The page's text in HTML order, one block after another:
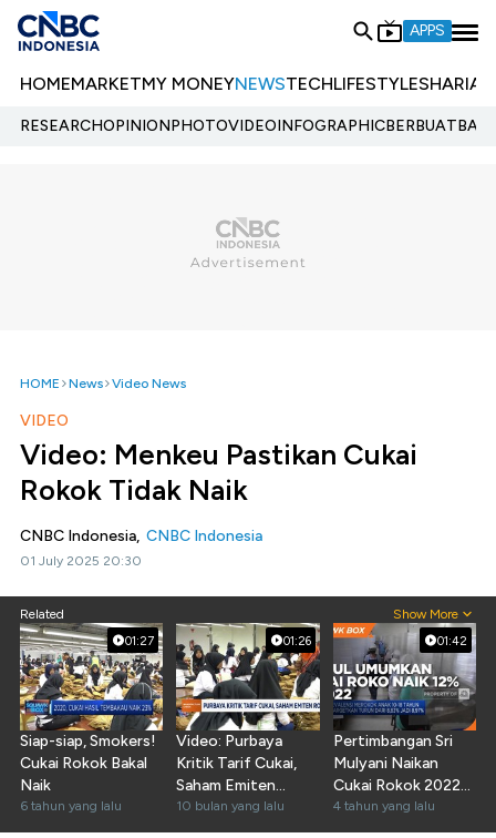
APPS
HOMEMARKETMY MONEYNEWSTECHLIFESTYLESHARIA
RESEARCHOPINIONPHOTOVIDEOINFOGRAPHIC
HOME News Video News
VIDEO
Video: Menkeu Pastikan Cukai
Rokok Tidak Naik
CNBC Indonesia, CNBC Indonesia
01 July 2025 20:30
Related Show More
01:27
Siap-siap, Smokers!
Cukai Rokok Bakal
Naik
6 tahun yang lalu
01:26
Video: Purbaya
Kritik Tarif Cukai,
Saham Emiten
Rokok Melonjak
10 bulan yang lalu
01:42
Pertimbangan Sri
Mulyani Naikan
Cukai Rokok 2022
Sebesar 12%
4 tahun yang lalu